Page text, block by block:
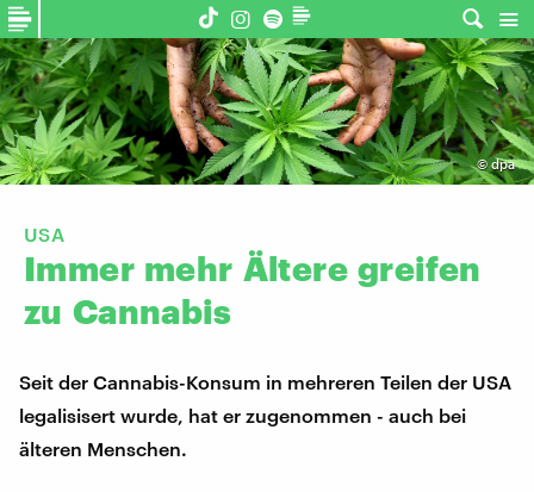
© dpa
USA
Immer mehr Ältere greifen
zu Cannabis
Seit der Cannabis-Konsum in mehreren Teilen der USA
legalisisert wurde, hat er zugenommen - auch bei
älteren Menschen.